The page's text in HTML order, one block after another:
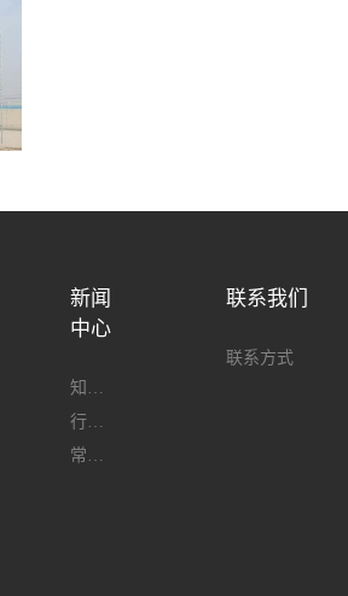
新闻
中心
知明新闻
行业动态
常见问题
联系我们
联系方式